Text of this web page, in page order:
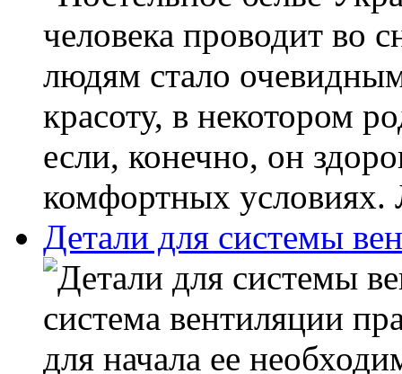
человека проводит во
людям стало
красоту, в некотором
если, конечно, он
комфортных условиях.
Детали для системы
система вентиляции
для начала ее